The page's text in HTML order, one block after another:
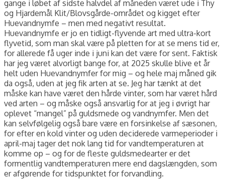
gange i løbet af sidste halvdel af måneden været ude i Thy
og Hjardemål Klit/Blovsgårde-området og kigget efter
Huevandnymfe – men med negativt resultat.
Huevandnymfe er jo en tidligt-flyvende art med ultra-kort
flyvetid, som man skal være på pletten for at se mens tid er,
for allerede få uger inde i juni kan det være for sent. Faktisk
har jeg været alvorligt bange for, at 2025 skulle blive et år
helt uden Huevandnymfer for mig – og hele maj måned gik
da også, uden at jeg fik arten at se. Jeg har tænkt at det
måske kan have været den hårde vinter, som har været hård
ved arten – og måske også ansvarlig for at jeg i øvrigt har
oplevet “mangel” på guldsmede og vandnymfer. Men det
kan selvfølgelig også bare være en forsinkelse af sæsonen,
for efter en kold vinter og uden deciderede varmeperioder i
april-maj tager det nok lang tid for vandtemperaturen at
komme op – og for de fleste guldsmedearter er det
formentlig vandtemperaturen mere end dagslængden, som
er afgørende for tidspunktet for forvandling.